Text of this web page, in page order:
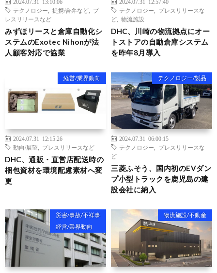
2024.07.31 13:10:06
テクノロジー
提携/合弁など
プ
レスリリースなど
みずほリースと倉庫自動化シ
ステムのExotec Nihonが法
人顧客対応で協業
2024.07.31 12:57:40
テクノロジー
プレスリリースな
ど
物流施設
DHC、川崎の物流拠点にオー
トストアの自動倉庫システム
を昨年8月導入
経営/業界動向
2024.07.31 12:15:26
動向/展望
プレスリリースなど
DHC、通販・直営店配送時の
梱包資材を環境配慮素材へ変
更
テクノロジー/製品
2024.07.31 06:00:15
テクノロジー
プレスリリースな
ど
三菱ふそう、国内初のEVダン
プ小型トラックを鹿児島の建
設会社に納入
災害/事故/不祥事
経営/業界動向
物流施設/不動産